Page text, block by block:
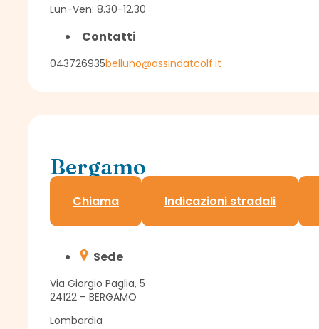
Lun-Ven: 8.30-12.30
Contatti
043726935belluno@assindatcolf.it
Bergamo
Delegazione Assindatcolf
Chiama Indicazioni stradali
Sede
Via Giorgio Paglia, 5
24122 – BERGAMO
Lombardia